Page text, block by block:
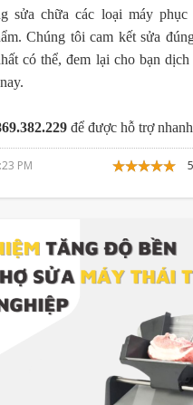
sửa chữa các loại máy
Chúng tôi cam kết sửa
có thể, đem lại cho bạn dịch
để được hỗ trợ
PM